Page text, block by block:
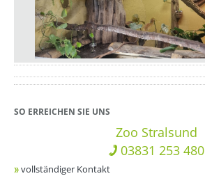
??? absaetzeUnten[1]/titel ???
SO ERREICHEN SIE UNS
Zoo Stralsund
03831 253 480
vollständiger Kontakt